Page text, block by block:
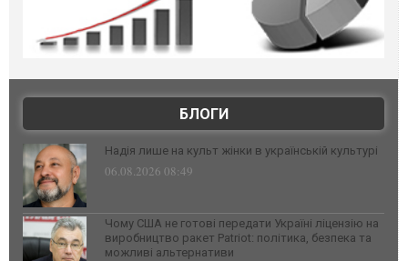
БЛОГИ
Надія лише на культ жінки в українській культурі
06.08.2026 08:49
Чому США не готові передати Україні ліцензію на
виробництво ракет Patriot: політика, безпека та
можливі альтернативи